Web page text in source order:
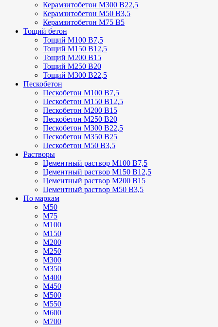
Керамзитобетон М300 В22,5
Керамзитобетон М50 В3,5
Керамзитобетон М75 В5
Тощий бетон
Тощий М100 В7,5
Тощий М150 В12,5
Тощий М200 В15
Тощий М250 В20
Тощий М300 В22,5
Пескобетон
Пескобетон М100 В7,5
Пескобетон М150 В12,5
Пескобетон М200 В15
Пескобетон М250 В20
Пескобетон М300 В22,5
Пескобетон М350 В25
Пескобетон М50 В3,5
Растворы
Цементный раствор М100 В7,5
Цементный раствор М150 В12,5
Цементный раствор М200 В15
Цементный раствор М50 В3,5
По маркам
М50
М75
М100
М150
М200
М250
М300
М350
М400
М450
М500
М550
М600
М700